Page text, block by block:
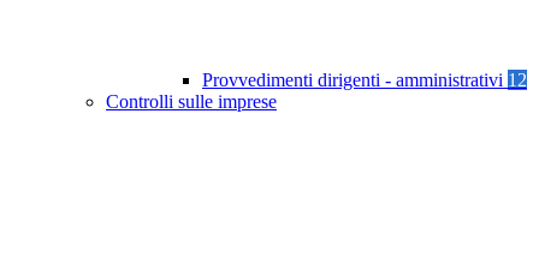
Provvedimenti dirigenti - amministrativi 12
Controlli sulle imprese